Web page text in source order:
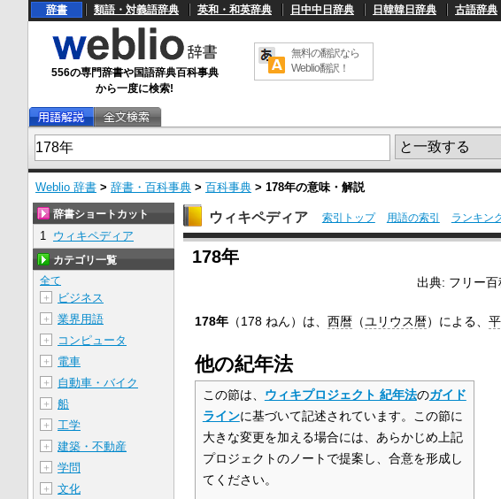
辞書 類語・対義語辞典 英和・和英辞典 日中中日辞典 日韓韓日辞典 古語辞典
556の専門辞書や国語辞典百科事典
から一度に検索!
無料の翻訳なら
Weblio翻訳！
Weblio 辞書 > 辞書・百科事典 > 百科事典 > 178年の意味・解説
U
/
L
d
e
4
%
ウィキペディア 索引トップ 用語の索引 ランキン
178年
出典: フリー
178年（178 ねん）は、 西暦（ユリウス暦）による、
他の紀年法
この節は、 ウィキプロジェクト 紀年法のガイド
ラインに基づいて記述されています。この節に
大きな変更を加える場合には、あらかじめ上記
プロジェクトのノートで提案し、合意を形成し
てください。
辞書ショートカット
1 ウィキペディア
カテゴリ一覧
全て
＋
ビジネス
＋ 業界用語
＋ コンピュータ
＋ 電車
＋ 自動車・バイク
＋ 船
＋ 工学
＋ 建築・不動産
＋ 学問
＋ 文化